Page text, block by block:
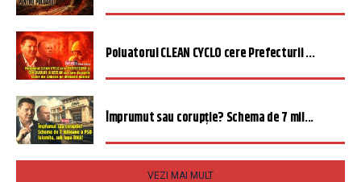
Poluatorul CLEAN CYCLO cere Prefecturii ...
Împrumut sau corupție? Schema de 7 mil...
VEZI MAI MULT